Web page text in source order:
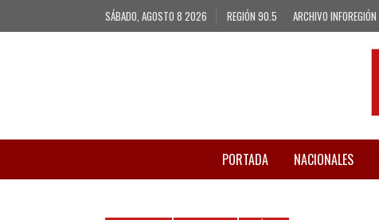
SÁBADO, AGOSTO 8 2026 REGIÓN 90.5 ARCHIVO INFOREGIÓN
PORTADA NACIONALES